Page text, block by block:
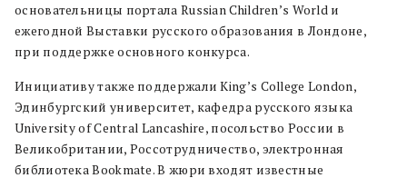
основательницы портала Russian Children’s World и
ежегодной Выставки русского образования в Лондоне,
при поддержке основного конкурса.
Инициативу также поддержали King’s College London,
Эдинбургский университет, кафедра русского языка
University of Central Lancashire, посольство России в
Великобритании, Россотрудничество, электронная
библиотека Bookmate. В жюри входят известные